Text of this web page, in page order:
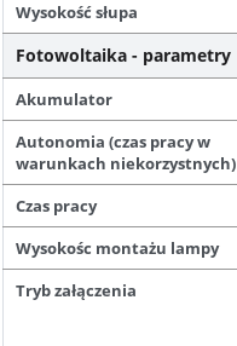
Wysokość słupa
Fotowoltaika - parametry
Akumulator
Autonomia (czas pracy w
warunkach niekorzystnych)
Czas pracy
Wysokośc montażu lampy
Tryb załączenia